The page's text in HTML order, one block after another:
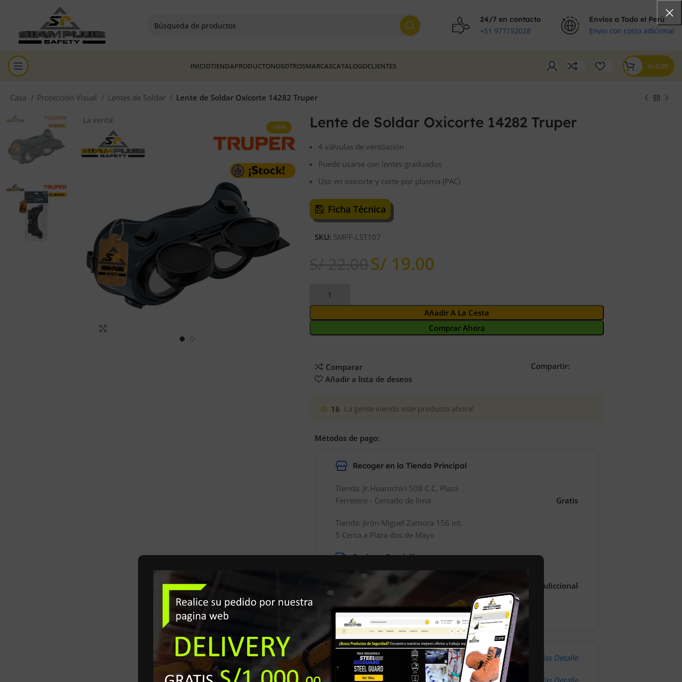
24/7 en contacto
+51 977152028
Envíos a Todo el Perú
Envío con costo adicional
INICIOTIENDAPRODUCTONOSOTROSMARCASCATALOGOCLIENTES S/0.00
Casa Protección Visual Lentes de Soldar Lente de Soldar Oxicorte 14282 Truper
-14%
La venta! Lente de Soldar Oxicorte 14282 Truper
4 válvulas de ventilación
Puede usarse con lentes graduados
Uso en oxicorte y corte por plasma (PAC)
Ficha Técnica
SKU: SMPF-LST107
S/ 19.00
Añadir A La Cesta
Comprar Ahora
Comparar
Añadir a lista de deseos
Compartir:
16 La gente viendo este producto ahora!
Métodos de pago:
Recoger en la Tienda Principal
Tienda: Jr.Huarochiri 508 C.C. Plaza
Ferretero - Cercado de lima
Tienda: Jirón Miguel Zamora 156 int.
5 Cerca a Plaza dos de Mayo
Gratis
Envíos a Domicilio
Los envíos a Domicilio son costo
Adicional depende del Lugar.
Realizamos Envíos a Nivel Nacional
Costo Adiccional
Productos Seguros A tu Comodidad Mas Detalle
Garantía de Seguridad